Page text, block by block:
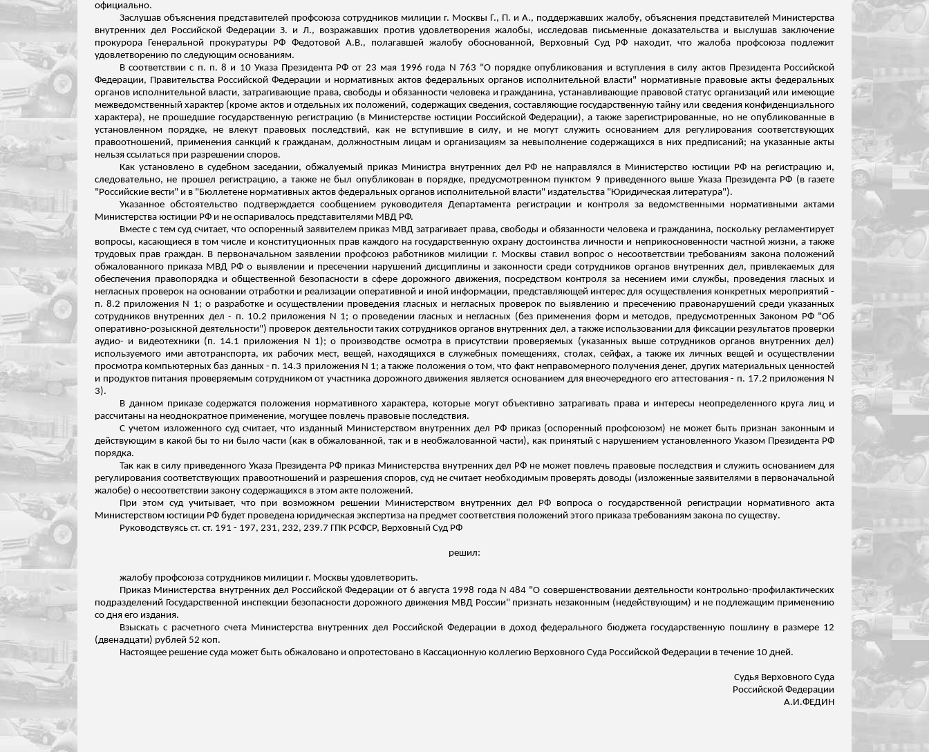
официально.
Заслушав объяснения представителей профсоюза сотрудников милиции г. Москвы Г., П. и А., поддержавших жалобу, объяснения представителей Министерства
внутренних дел Российской Федерации З. и Л., возражавших против удовлетворения жалобы, исследовав письменные доказательства и выслушав заключение
прокурора Генеральной прокуратуры РФ Федотовой А.В., полагавшей жалобу обоснованной, Верховный Суд РФ находит, что жалоба профсоюза подлежит
удовлетворению по следующим основаниям.
В соответствии с п. п. 8 и 10 Указа Президента РФ от 23 мая 1996 года N 763 "О порядке опубликования и вступления в силу актов Президента Российской
Федерации, Правительства Российской Федерации и нормативных актов федеральных органов исполнительной власти" нормативные правовые акты федеральных
органов исполнительной власти, затрагивающие права, свободы и обязанности человека и гражданина, устанавливающие правовой статус организаций или имеющие
межведомственный характер (кроме актов и отдельных их положений, содержащих сведения, составляющие государственную тайну или сведения конфиденциального
характера), не прошедшие государственную регистрацию (в Министерстве юстиции Российской Федерации), а также зарегистрированные, но не опубликованные в
установленном порядке, не влекут правовых последствий, как не вступившие в силу, и не могут служить основанием для регулирования соответствующих
правоотношений, применения санкций к гражданам, должностным лицам и организациям за невыполнение содержащихся в них предписаний; на указанные акты
нельзя ссылаться при разрешении споров.
Как установлено в судебном заседании, обжалуемый приказ Министра внутренних дел РФ не направлялся в Министерство юстиции РФ на регистрацию и,
следовательно, не прошел регистрацию, а также не был опубликован в порядке, предусмотренном пунктом 9 приведенного выше Указа Президента РФ (в газете
"Российские вести" и в "Бюллетене нормативных актов федеральных органов исполнительной власти" издательства "Юридическая литература").
Указанное обстоятельство подтверждается сообщением руководителя Департамента регистрации и контроля заведомственными нормативными актами
Министерства юстиции РФ и не оспаривалось представителями МВД РФ.
Вместе с тем суд считает, что оспоренный заявителем приказ МВД затрагивает права, свободы и обязанности человека и гражданина, поскольку регламентирует
вопросы, касающиеся в том числе и конституционных прав каждого на государственную охрану достоинства личности и неприкосновенности частной жизни, а также
трудовых прав граждан. В первоначальном заявлении профсоюз работников милиции г. Москвы ставил вопрос о несоответствии требованиям закона положений
обжалованного приказа МВД РФ о выявлении и пресечении нарушений дисциплины и законности среди сотрудников органов внутренних дел, привлекаемых для
обеспечения правопорядка и общественной безопасности в сфере дорожного движения, посредством контроля за несением ими службы, проведения гласных и
негласных проверок на основании отработки и реализации оперативной и иной информации, представляющей интерес для осуществления конкретных мероприятий -
п. 8.2 приложения N 1; о разработке и осуществлении проведения гласных и негласных проверок по выявлению и пресечению правонарушений среди указанных
сотрудников внутренних дел - п. 10.2 приложения N 1; о проведении гласных и негласных (без применения форм и методов, предусмотренных Законом РФ "Об
оперативно-розыскной деятельности") проверок деятельности таких сотрудников органов внутренних дел, а также использовании для фиксации результатов проверки
аудио- и видеотехники (п. 14.1 приложения N 1); о производстве осмотра в присутствии проверяемых (указанных выше сотрудников органов внутренних дел)
используемого ими автотранспорта, их рабочих мест, вещей, находящихся в служебных помещениях, столах, сейфах, а также их личных вещей и осуществлении
просмотра компьютерных баз данных - п. 14.3 приложения N 1; а также положения о том, что факт неправомерного получения денег, других материальных ценностей
и продуктов питания проверяемым сотрудником от участника дорожного движения является основанием для внеочередного его аттестования - п. 17.2 приложения N
3).
В данном приказе содержатся положения нормативного характера, которые могут объективно затрагивать права и интересы неопределенного кругалиц и
рассчитаны на неоднократное применение, могущее повлечь правовые последствия.
С учетом изложенного суд считает, что изданный Министерством внутренних дел РФ приказ (оспоренный профсоюзом) не может быть признан законным и
действующим в какой бы то ни было части (как в обжалованной, так и в необжалованной части), как принятый с нарушением установленного Указом Президента РФ
порядка.
Так как в силу приведенного Указа Президента РФ приказ Министерства внутренних дел РФ не может повлечь правовые последствия и служить основанием для
регулирования соответствующих правоотношений и разрешения споров, суд не считает необходимым проверять доводы (изложенные заявителями в первоначальной
жалобе) о несоответствии закону содержащихся в этом акте положений.
При этом суд учитывает, что при возможном решении Министерством внутренних дел РФ вопроса о государственной регистрации нормативного акта
Министерством юстиции РФ будет проведена юридическая экспертиза на предмет соответствия положений этого приказа требованиям закона по существу.
Руководствуясь ст. ст. 191 - 197, 231, 232, 239.7 ГПК РСФСР, Верховный Суд РФ
решил:
жалобу профсоюза сотрудников милиции г. Москвы удовлетворить.
Приказ Министерства внутренних дел Российской Федерации от 6 августа 1998 года N 484 "О совершенствовании деятельности контрольно-профилактических
подразделений Государственной инспекции безопасности дорожного движения МВД России" признать незаконным (недействующим) и не подлежащим применению
со дня его издания.
Взыскать с расчетного счета Министерства внутренних дел Российской Федерации в доход федерального бюджета государственную пошлину в размере 12
(двенадцати) рублей 52 коп.
Настоящее решение суда может быть обжаловано и опротестовано в Кассационную коллегию Верховного Суда Российской Федерации в течение 10 дней.
Судья Верховного Суда
Российской Федерации
А.И.ФЕДИН